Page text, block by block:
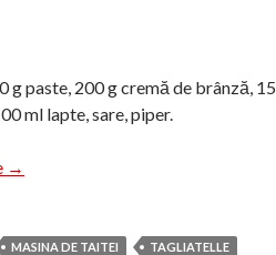
g paste, 200 g cremă de brânză,
ml lapte, sare, piper.
Tagliatelle cu cremă de brânză și
→
MASINA DE TAITEI TAGLIATELLE